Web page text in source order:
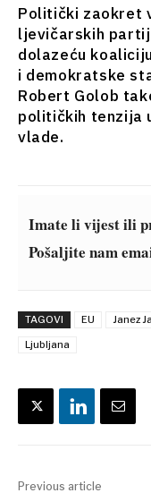
i piće
Magazin
Magazin
Western
Balkans
2030
Politički zaokret
ljevičarskih
dolazeću
i demokratske
Robert Golob
političkih tenzija
vlade.
Imate li vijest ili
Pošaljite nam
TAGOVI EU
Janez
Ljubljana
Previous article